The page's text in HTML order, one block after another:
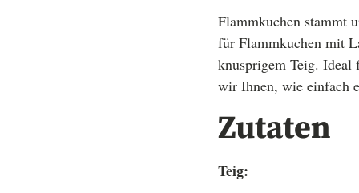
Flammkuchen stammt
für Flammkuchen mit
knusprigem Teig. Ideal
wir Ihnen, wie einfach
Zutaten
Teig: